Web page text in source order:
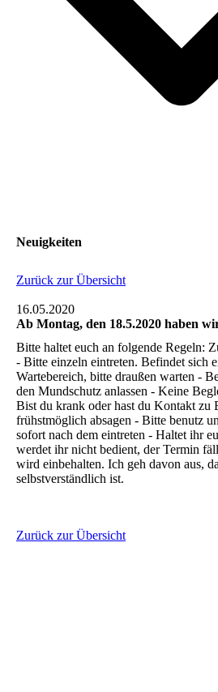
Neuigkeiten
Zurück zur Übersicht
16.05.2020
Ab Montag, den 18.5.2020 haben
Bitte haltet euch an folgende Regeln:
- Bitte einzeln eintreten. Befindet sich
Wartebereich, bitte draußen warten -
den Mundschutz anlassen - Keine
Bist du krank oder hast du Kontakt zu
frühstmöglich absagen - Bitte benutz
sofort nach dem eintreten - Haltet ihr
werdet ihr nicht bedient, der Termin
wird einbehalten. Ich geh davon aus,
selbstverständlich ist.
Zurück zur Übersicht